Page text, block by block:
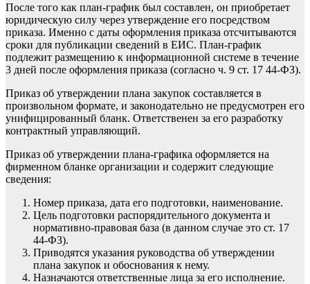
После того как план-график был составлен, он приобретает
юридическую силу через утверждение его посредством
приказа. Именно с даты оформления приказа отсчитываются
сроки для публикации сведений в ЕИС. План-график
подлежит размещению к информационной системе в течение
3 дней после оформления приказа (согласно ч. 9 ст. 17 44-ФЗ).
Приказ об утверждении плана закупок составляется в
произвольном формате, и законодательно не предусмотрен его
унифицированный бланк. Ответственен за его разработку
контрактный управляющий.
Приказ об утверждении плана-графика оформляется на
фирменном бланке организации и содержит следующие
сведения:
Номер приказа, дата его подготовки, наименование.
Цель подготовки распорядительного документа и
нормативно-правовая база (в данном случае это ст. 17
44-ФЗ).
Приводятся указания руководства об утверждении
плана закупок и обоснования к нему.
Назначаются ответственные лица за его исполнение.